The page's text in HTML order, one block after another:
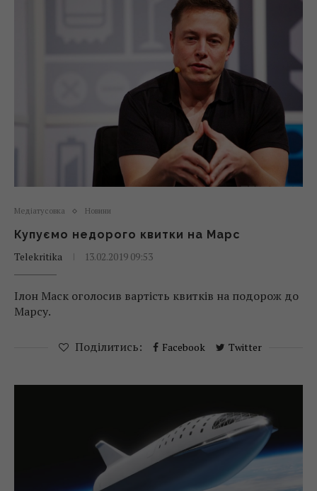
Медіатусовка Новини
Купуємо недорого квитки на Марс
Telekritika
13.02.2019 09:53
Ілон Маск оголосив вартість квитків на подорож до
Марсу.
Поділитись: Facebook Twitter